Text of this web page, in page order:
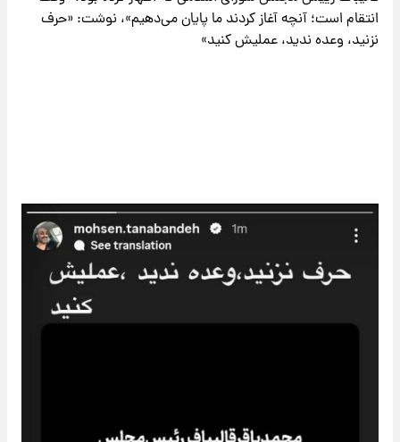
انتقام است؛ آنچه آغاز کردند ما پایان می‌دهیم»، نوشت: «حرف
نزنید، وعده ندید، عملیش کنید»